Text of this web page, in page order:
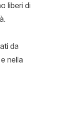
liberi di
da
nella